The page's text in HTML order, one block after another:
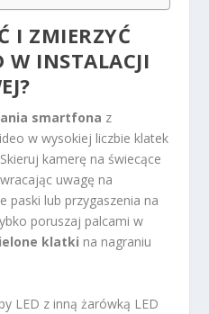
I ZMIERZYĆ
W INSTALACJI
smartfona z
w wysokiej liczbie klatek
kamerę na świecące
uwagę na
paski lub przygaszenia na
poruszaj palcami w
klatki na nagraniu
LED z inną żarówką LED